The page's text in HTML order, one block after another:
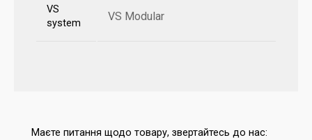
VS
system
VS Modular
Маєте питання щодо товару, звертайтесь до нас: